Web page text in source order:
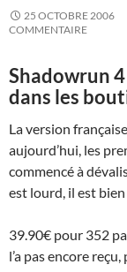
25 OCTOBRE 2006
COMMENTAIRE
Shadowrun
dans les
La version
aujourd’hui, les
commencé à
est lourd, il est
39.90€ pour 352
l’a pas encore